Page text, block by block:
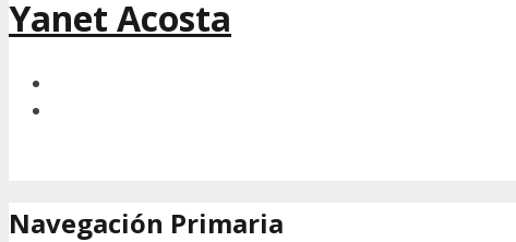
Yanet Acosta
Navegación Primaria